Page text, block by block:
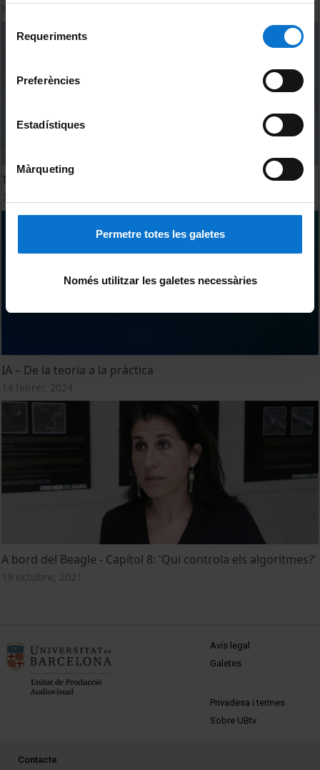
consultar laPolítica de galetes del lloc web de la
Requeriments
Preferències
Estadístiques
Màrqueting
Permetre totes les galetes
Només utilitzar les galetes necessàries
Taula rodona "Els perills de la IA"
IA – De la teoria a la pràctica
14 febrer, 2024
A bord del Beagle - Capítol 8: 'Qui controla els algoritmes?'
19 octubre, 2021
MENÚ PEU 1
Avís legal
Galetes
PEU 2
Privadesa i termes
Sobre UBtv
PEU 3
Contacte